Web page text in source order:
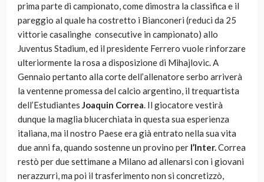
prima parte di campionato, come dimostra la classifica e il
pareggio al quale ha costretto i Bianconeri (reduci da 25
vittorie casalinghe consecutive in campionato) allo
Juventus Stadium, ed il presidente Ferrero vuole rinforzare
ulteriormente la rosa a disposizione di Mihajlovic. A
Gennaio pertanto alla corte dell’allenatore serbo arriverà
la ventenne promessa del calcio argentino, il trequartista
dell’Estudiantes Joaquin Correa. Il giocatore vestirà
dunque la maglia blucerchiata in questa sua esperienza
italiana, ma il nostro Paese era già entrato nella sua vita
due anni fa, quando sostenne un provino per l’Inter.Correa
restò per due settimane a Milano ad allenarsi con i giovani
nerazzurri, ma poi il trasferimento non si concretizzò,